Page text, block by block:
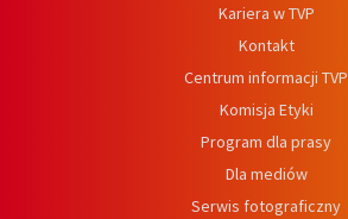
Kariera w TVP
Kontakt
Centrum informacji TVP
Komisja Etyki
Program dla prasy
Dla mediów
Serwis fotograficzny